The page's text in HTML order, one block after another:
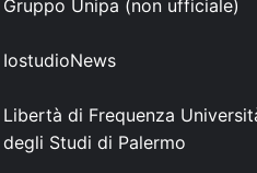
Gruppo Unipa (non ufficiale)
IostudioNews
Libertà di Frequenza
degli Studi di Palermo